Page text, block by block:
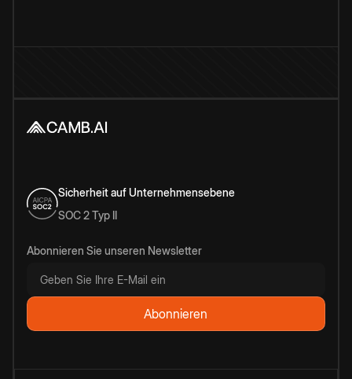
Sicherheit auf Unternehmensebene
SOC 2 Typ II
Abonnieren Sie unseren Newsletter